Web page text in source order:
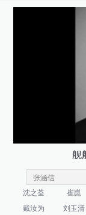
舰
沈之荃 崔崑
戴汝为
刘玉清